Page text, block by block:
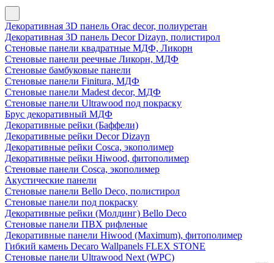
Декоративная 3D панель Orac decor, полиуретан
Декоративная 3D панель Decor Dizayn, полистирол
Стеновые панели квадратные МДФ, Ликорн
Стеновые панели реечные Ликорн, МДФ
Стеновые бамбуковые панели
Стеновые панели Finitura, МДФ
Стеновые панели Madest decor, МДФ
Стеновые панели Ultrawood под покраску
Брус декоративный МДФ
Декоративные рейки (Баффели)
Декоративные рейки Decor Dizayn
Декоративные рейки Cosca, экополимер
Декоративные рейки Hiwood, фитополимер
Стеновые панели Cosca, экополимер
Акустические панели
Стеновые панели Bello Deco, полистирол
Стеновые панели под покраску
Декоративные рейки (Молдинг) Bello Deco
Стеновые панели ПВХ рифленыe
Декоративные панели Hiwood (Maximum), фитополимер
Гибкий камень Decaro Wallpanels FLEX STONE
Стеновые панели Ultrawood Next (WPC)